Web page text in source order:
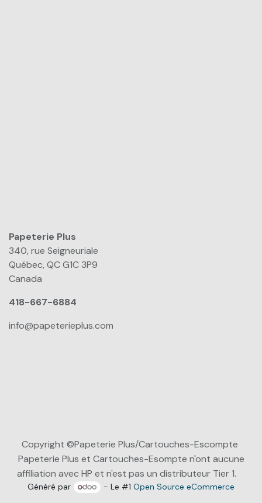
Papeterie Plus​
340, rue Seigneuriale
Québec, QC G1C 3P9
Canada
418-667-6884
info@papeterieplus.com
Copyright ©Papeterie Plus/Cartouches-Escompte
Papeterie Plus et Cartouches-Esompte n'ont aucune
affiliation avec HP et n'est pas un distributeur Tier 1.
Généré par - Le #1Open Source eCommerce